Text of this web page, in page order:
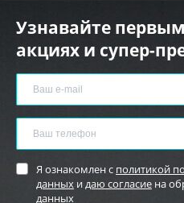
Узнавайте
акциях и супер-
Я ознакомлен с политикой
данных идаю согласие на
данных